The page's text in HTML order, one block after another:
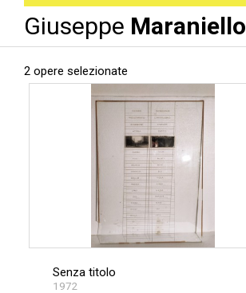
Giuseppe Maraniello
2 opere selezionate
Senza titolo
1972